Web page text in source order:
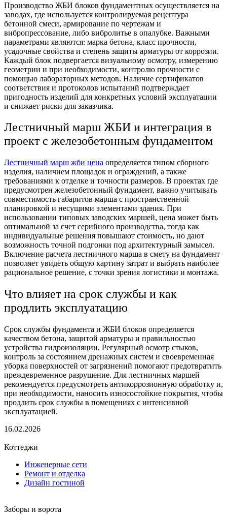
Производство ЖБИ блоков фундаментных осуществляется на
заводах, где используется контролируемая рецептура
бетонной смеси, армирование по чертежам и
вибропрессование, либо вибролитье в опалубке. Важными
параметрами являются: марка бетона, класс прочности,
усадочные свойства и степень защиты арматуры от коррозии.
Каждый блок подвергается визуальному осмотру, измерению
геометрии и при необходимости, контролю прочности с
помощью лабораторных методов. Наличие сертификатов
соответствия и протоколов испытаний подтверждает
пригодность изделий для конкретных условий эксплуатации
и снижает риски для заказчика.
Лестничный марш ЖБИ и интеграция в
проект с железобетонным фундаментом
Лестничный марш жби цена определяется типом сборного
изделия, наличием площадок и ограждений, а также
требованиями к отделке и точности размеров. В проектах где
предусмотрен железобетонный фундамент, важно учитывать
совместимость габаритов марша с пространственной
планировкой и несущими элементами здания. При
использовании типовых заводских маршей, цена может быть
оптимальной за счет серийного производства, тогда как
индивидуальные решения повышают стоимость, но дают
возможность точной подгонки под архитектурный замысел.
Включение расчета лестничного марша в смету на фундамент
позволяет увидеть общую картину затрат и выбрать наиболее
рациональное решение, с точки зрения логистики и монтажа.
Что влияет на срок службы и как
продлить эксплуатацию
Срок службы фундамента и ЖБИ блоков определяется
качеством бетона, защитой арматуры и правильностью
устройства гидроизоляции. Регулярный осмотр стыков,
контроль за состоянием дренажных систем и своевременная
уборка поверхностей от загрязнений помогают предотвратить
преждевременное разрушение. Для лестничных маршей
рекомендуется предусмотреть антикоррозионную обработку и,
при необходимости, наносить износостойкие покрытия, чтобы
продлить срок службы в помещениях с интенсивной
эксплуатацией.
16.02.2026
Коттеджи
Инженерные сети
Ремонт и отделка
Дизайн гостиной
Заборы и ворота